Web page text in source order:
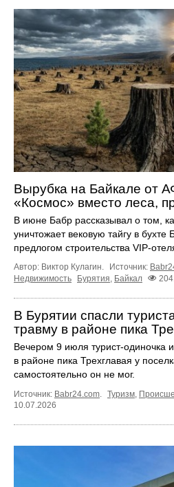
Вырубка на Байкале от
«Космос» вместо леса,
В июне Бабр рассказывал о том,
уничтожает вековую тайгу в
предлогом строительства VIP-
Автор: Виктор Кулагин. Источник:
Недвижимость
Бурятия Байкал
В Бурятии спасли
травму в районе пика
Вечером 9 июля турист-одиночка
в районе пика Трехглавая у
самостоятельно он не мог.
Источник: Babr24.com. Туризм,
10.07.2026